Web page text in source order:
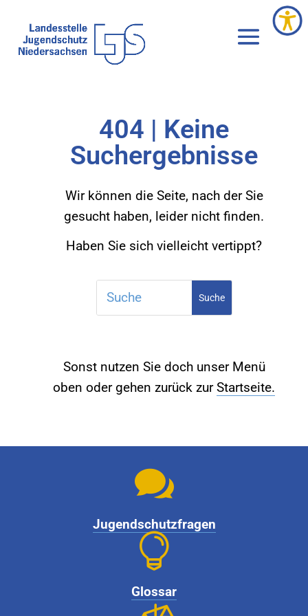
404 | Keine
Suchergebnisse
Wir können die Seite, nach der Sie
gesucht haben, leider nicht finden.
Haben Sie sich vielleicht vertippt?
Sonst nutzen Sie doch unser Menü
oben oder gehen zurück zurStartseite.

Jugendschutzfragen

Glossar